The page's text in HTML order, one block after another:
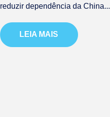
reduzir dependência da China...
LEIA MAIS